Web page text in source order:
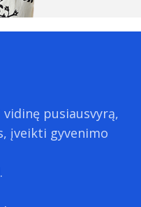
pusiausvyrą,
įveikti gyvenimo